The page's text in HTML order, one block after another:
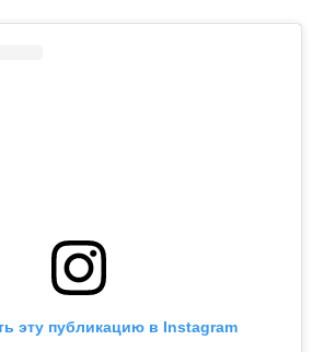
эту публикацию в Instagram